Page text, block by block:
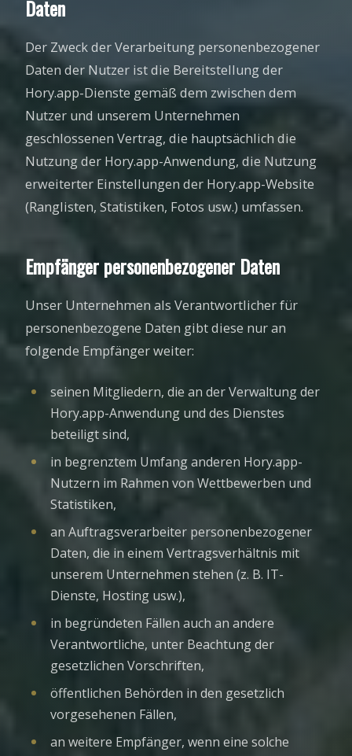
Daten
Der Zweck der Verarbeitung personenbezogener
Daten der Nutzer ist die Bereitstellung der
Hory.app-Dienste gemäß dem zwischen dem
Nutzer und unserem Unternehmen
geschlossenen Vertrag, die hauptsächlich die
Nutzung der Hory.app-Anwendung, die Nutzung
erweiterter Einstellungen der Hory.app-Website
(Ranglisten, Statistiken, Fotos usw.) umfassen.
Empfänger personenbezogener Daten
Unser Unternehmen als Verantwortlicher für
personenbezogene Daten gibt diese nur an
folgende Empfänger weiter:
seinen Mitgliedern, die an der Verwaltung der
Hory.app-Anwendung und des Dienstes
beteiligt sind,
in begrenztem Umfang anderen Hory.app-
Nutzern im Rahmen von Wettbewerben und
Statistiken,
an Auftragsverarbeiter personenbezogener
Daten, die in einem Vertragsverhältnis mit
unserem Unternehmen stehen (z. B. IT-
Dienste, Hosting usw.),
in begründeten Fällen auch an andere
Verantwortliche, unter Beachtung der
gesetzlichen Vorschriften,
öffentlichen Behörden in den gesetzlich
vorgesehenen Fällen,
an weitere Empfänger, wenn eine solche